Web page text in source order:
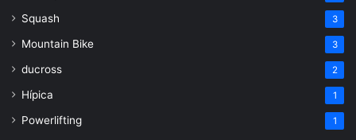
Squash 3
Mountain Bike 3
ducross 2
Hípica 1
Powerlifting 1